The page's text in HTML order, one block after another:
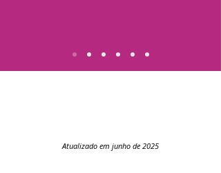
Atualizado em junho de 2025